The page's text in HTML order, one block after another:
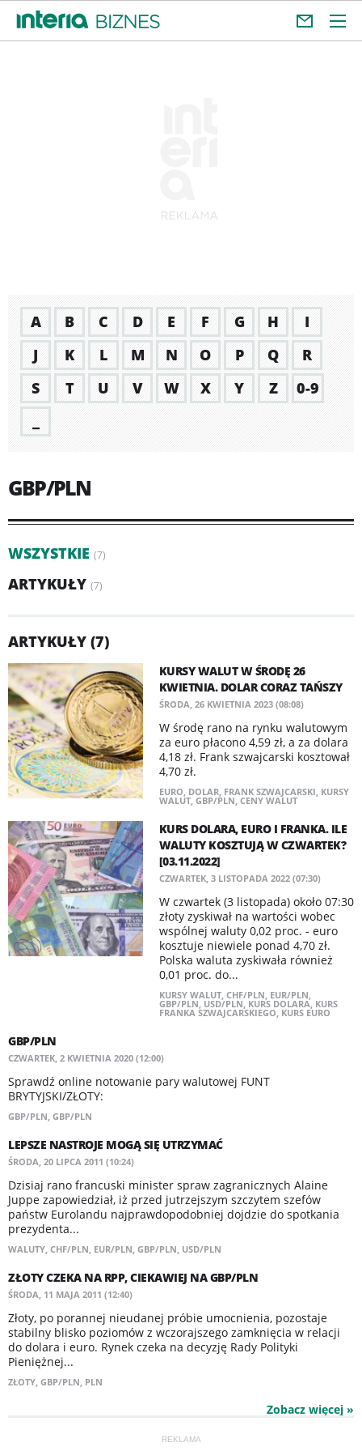
A B C D E F G H
I
J
K L M N O P Q
R
S
T U V W X Y Z
0-9
GBP/PLN
WSZYSTKIE (7)
ARTYKUŁY (7)
ARTYKUŁY (7)
KURSY WALUT W ŚRODĘ 26
KWIETNIA. DOLAR CORAZ TAŃSZY
ŚRODA, 26 KWIETNIA 2023 (08:08)
W środę rano na rynku walutowym
za euro płacono 4,59 zł, a za dolara
4,18 zł. Frank szwajcarski kosztował
4,70 zł.
EURO, DOLAR, FRANK SZWAJCARSKI, KURSY
WALUT, GBP/PLN, CENY WALUT
KURS DOLARA, EURO I FRANKA. ILE
WALUTY KOSZTUJĄ W CZWARTEK?
[03.11.2022]
CZWARTEK, 3 LISTOPADA 2022 (07:30)
W czwartek (3 listopada) około 07:30
złoty zyskiwał na wartości wobec
wspólnej waluty 0,02 proc. - euro
kosztuje niewiele ponad 4,70 zł.
Polska waluta zyskiwała również
0,01 proc. do...
KURSY WALUT, CHF/PLN, EUR/PLN,
GBP/PLN, USD/PLN, KURS DOLARA, KURS
FRANKA SZWAJCARSKIEGO, KURS EURO
GBP/PLN
CZWARTEK, 2 KWIETNIA 2020 (12:00)
Sprawdź online notowanie pary walutowej FUNT
BRYTYJSKI/ZŁOTY:
GBP/PLN, GBP/PLN
LEPSZE NASTROJE MOGĄ SIĘ UTRZYMAĆ
ŚRODA, 20 LIPCA 2011 (10:24)
Dzisiaj rano francuski minister spraw zagranicznych Alaine
Juppe zapowiedział, iż przed jutrzejszym szczytem szefów
państw Eurolandu najprawdopodobniej dojdzie do spotkania
prezydenta...
WALUTY, CHF/PLN, EUR/PLN, GBP/PLN, USD/PLN
ZŁOTY CZEKA NA RPP, CIEKAWIEJ NA GBP/PLN
ŚRODA, 11 MAJA 2011 (12:40)
Złoty, po porannej nieudanej próbie umocnienia, pozostaje
stabilny blisko poziomów z wczorajszego zamknięcia w relacji
do dolara i euro. Rynek czeka na decyzję Rady Polityki
Pieniężnej...
ZŁOTY, GBP/PLN, PLN
Zobacz więcej »
REKLAMA